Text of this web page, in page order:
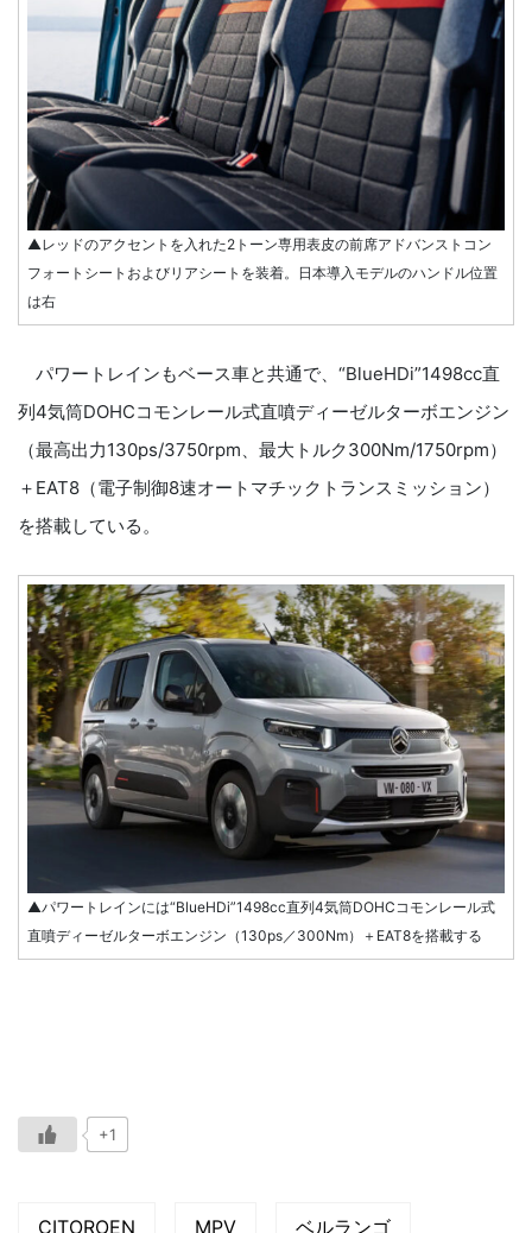
▲レッドのアクセントを入れた2トーン専用表皮の前席アドバンストコン
フォートシートおよびリアシートを装着。日本導入モデルのハンドル位置
は右
パワートレインもベース車と共通で、“BlueHDi”1498cc直
列4気筒DOHCコモンレール式直噴ディーゼルターボエンジン
（最高出力130ps/3750rpm、最大トルク300Nm/1750rpm）
＋EAT8（電子制御8速オートマチックトランスミッション）
を搭載している。
▲パワートレインには“BlueHDi”1498cc直列4気筒DOHCコモンレール式
直噴ディーゼルターボエンジン（130ps／300Nm）＋EAT8を搭載する
+1
CITOROEN MPV ベルランゴ